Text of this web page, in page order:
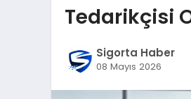
Tedarikçisi
Sigorta Haber
08 Mayıs 2026